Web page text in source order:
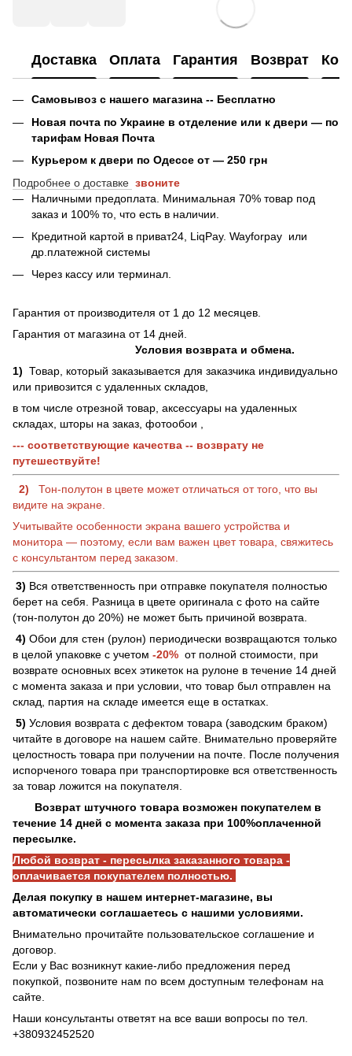
Доставка Оплата Гарантия Возврат
Самовывоз с нашего магазина -- Бесплатно
Новая почта по Украине в отделение или к двери — по
тарифам Новая Почта
Курьером к двери по Одессе от — 250 грн
Подробнее о доставке звоните
Наличными предоплата. Минимальная 70% товар под
заказ и 100% то, что есть в наличии.
Кредитной картой в приват24, LiqPay. Wayforpay или
др.платежной системы
Через кассу или терминал.
Гарантия от производителя от 1 до 12 месяцев.
Гарантия от магазина от 14 дней.
Условия возврата и обмена.
1) Товар, который заказывается для заказчика индивидуально
или привозится с удаленных складов,
в том числе отрезной товар, аксессуары на удаленных
складах, шторы на заказ, фотообои ,
--- соответствующие качества -- возврату не
путешествуйте!
2)
Тон-полутон в цвете может отличаться от того, что вы
видите на экране.
Учитывайте особенности экрана вашего устройства и
монитора — поэтому, если вам важен цвет товара, свяжитесь
с консультантом перед заказом.
3) Вся ответственность при отправке покупателя полностью
берет на себя. Разница в цвете оригинала с фото на сайте
(тон-полутон до 20%) не может быть причиной возврата.
4) Обои для стен (рулон) периодически возвращаются только
в целой упаковке с учетом -20% от полной стоимости, при
возврате основных всех этикеток на рулоне в течение 14 дней
с момента заказа и при условии, что товар был отправлен на
склад, партия на складе имеется еще в остатках.
5) Условия возврата с дефектом товара (заводским браком)
читайте в договоре на нашем сайте. Внимательно проверяйте
целостность товара при получении на почте. После получения
испорченого товара при транспортировке вся ответственность
за товар ложится на покупателя.
Возврат штучного товара возможен покупателем в
течение 14 дней с момента заказа при 100%оплаченной
пересылке.
Любой возврат - пересылка заказанного товара -
оплачивается покупателем полностью.
Делая покупку в нашем интернет-магазине, вы
автоматически соглашаетесь с нашими условиями.
Внимательно прочитайте пользовательское соглашение и
договор.
Если у Вас возникнут какие-либо предложения перед
покупкой, позвоните нам по всем доступным телефонам на
сайте.
Наши консультанты ответят на все ваши вопросы по тел.
+380932452520